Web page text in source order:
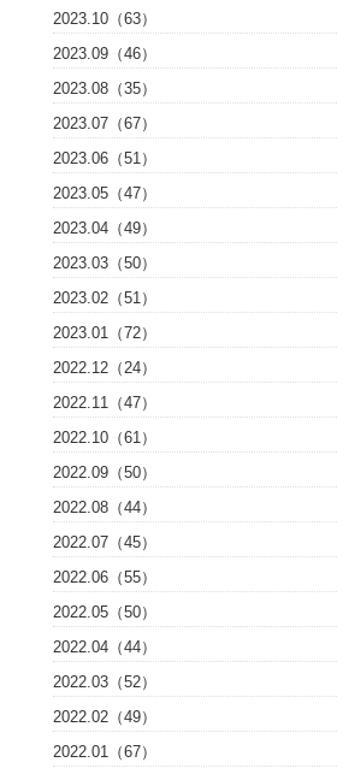
2023.10（63）
2023.09（46）
2023.08（35）
2023.07（67）
2023.06（51）
2023.05（47）
2023.04（49）
2023.03（50）
2023.02（51）
2023.01（72）
2022.12（24）
2022.11（47）
2022.10（61）
2022.09（50）
2022.08（44）
2022.07（45）
2022.06（55）
2022.05（50）
2022.04（44）
2022.03（52）
2022.02（49）
2022.01（67）